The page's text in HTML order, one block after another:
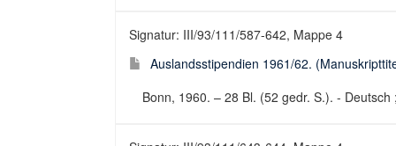
Signatur: III/93/111/587-642, Mappe 4
Auslandsstipendien 1961/62.
Bonn, 1960. – 28 Bl. (52 gedr. S.). -